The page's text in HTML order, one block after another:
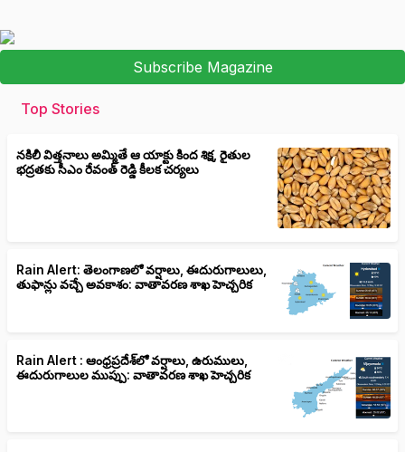
Subscribe Magazine
Top Stories
నకిలీ విత్తనాలు అమ్మితే ఆ యాక్టు కింద శిక్ష, రైతుల
భద్రతకు సీఎం రేవంత్ రెడ్డి కీలక చర్యలు
Rain Alert: తెలంగాణలో వర్షాలు, ఈదురుగాలులు,
తుఫాన్లు వచ్చే అవకాశం: వాతావరణ శాఖ హెచ్చరిక
Rain Alert : ఆంధ్రప్రదేశ్‌లో వర్షాలు, ఉరుములు,
ఈదురుగాలుల ముప్పు: వాతావరణ శాఖ హెచ్చరిక